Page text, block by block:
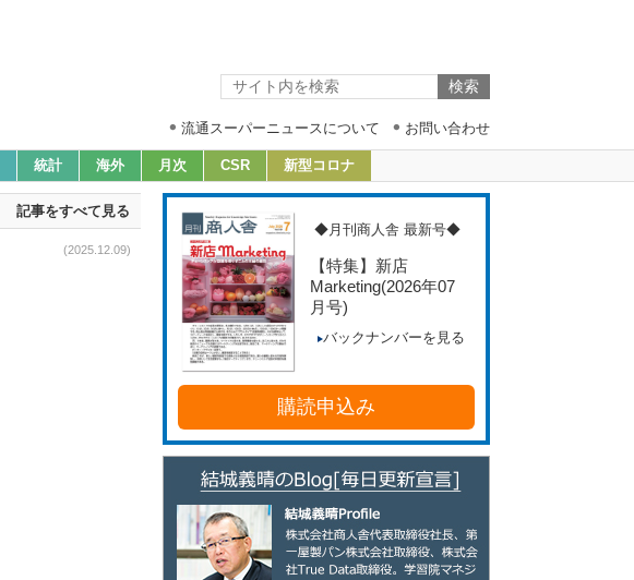
流通スーパーニュースについて お問い合わせ
統計 海外 月次 CSR 新型コロナ
記事をすべて見る
(2025.12.09)
◆月刊商人舎 最新号◆
【特集】新店
Marketing(2026年07
月号)
バックナンバーを見る
購読申込み